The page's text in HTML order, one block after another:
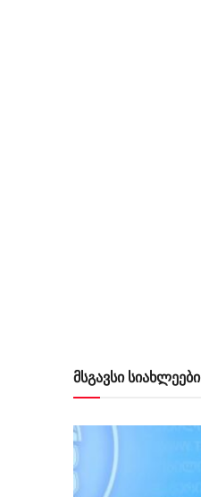
მსგავსი სიახლეები